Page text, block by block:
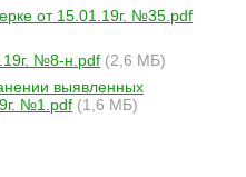
от 15.01.19г. №35.pdf
№8-н.pdf (2,6 МБ)
выявленных
№1.pdf (1,6 МБ)